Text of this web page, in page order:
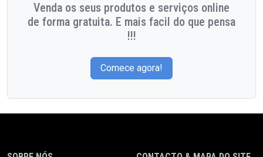
Venda os seus produtos e serviços online
de forma gratuita. E mais facil do que pensa
!!!
Comece agora!